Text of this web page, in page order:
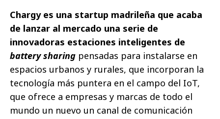
Chargy es una startup madrileña que acaba
de lanzar al mercado una serie de
innovadoras estaciones inteligentes de
battery sharing pensadas para instalarse en
espacios urbanos y rurales, que incorporan la
tecnología más puntera en el campo del IoT,
que ofrece a empresas y marcas de todo el
mundo un nuevo un canal de comunicación